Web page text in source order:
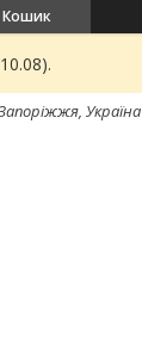
Кошик
Україна